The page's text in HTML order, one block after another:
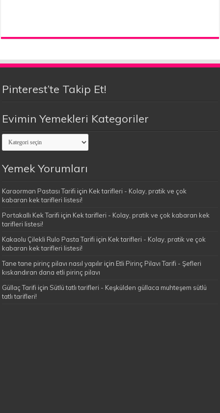
Pinterest’te Takip Et!
Evimin Yemekleri Kategoriler
Evimin
Yemekleri
Kategoriler
Yemek Yorumları
Karaorman Pastası Tarifi için Kek tarifleri - Kolay, pratik ve çok
kabaran kek tarifleri listesi!
Portakallı Kek Tarifi için Kek tarifleri - Kolay, pratik ve çok kabaran kek
tarifleri listesi!
Kakaolu Çilekli Rulo Pasta Tarifi için Kek tarifleri - Kolay, pratik ve çok
kabaran kek tarifleri listesi!
Tane tane pirinç pilavı nasıl yapılır için Etli Pirinç Pilavı Tarifi - Şefleri
kıskandıran dana etli pirinç pilavı
Güllaç Tarifi için Sütlü tatlı tarifleri - Keşkülden güllaca muhteşem sütlü
tatlı tarifleri!